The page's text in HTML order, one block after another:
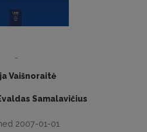
-
Vaišnoraitė
Samalavičius
2007-01-01